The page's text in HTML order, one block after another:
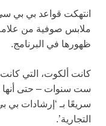
انتهكت قواعد بي بي
ظهورها في البرنامج.
كانت ألكوت، التي
ست سنوات – حتى أنها
سريعًا بـ ‘إرشادات بي
التجارية’.